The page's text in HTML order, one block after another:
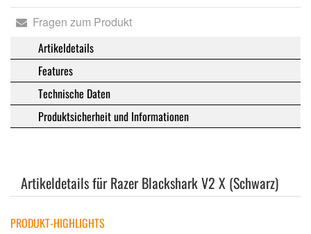
Fragen zum Produkt
Artikeldetails
Features
Technische Daten
Produktsicherheit und Informationen
Artikeldetails für Razer Blackshark V2 X (Schwarz)
PRODUKT-HIGHLIGHTS